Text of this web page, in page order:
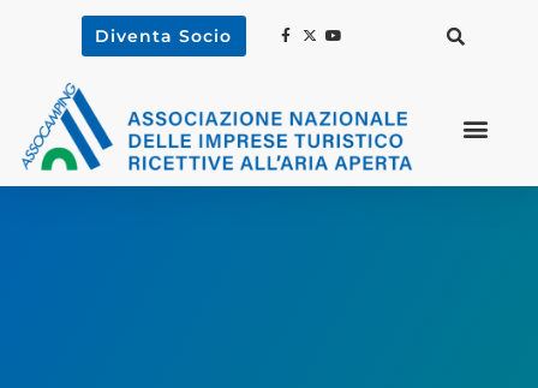
Diventa Socio